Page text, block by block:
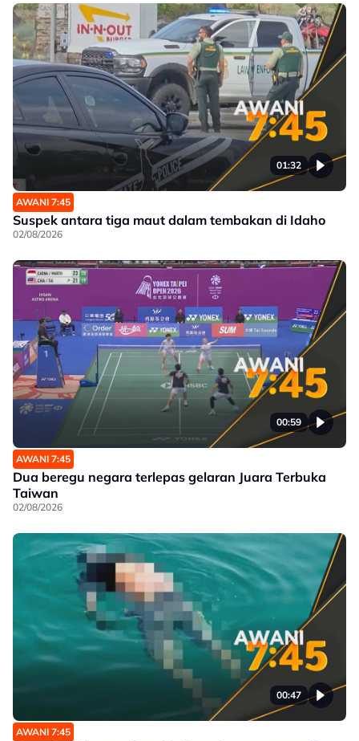
01:32
AWANI 7:45
Suspek antara tiga maut dalam tembakan di Idaho
02/08/2026
00:59
AWANI 7:45
Dua beregu negara terlepas gelaran Juara Terbuka
Taiwan
02/08/2026
00:47
AWANI 7:45